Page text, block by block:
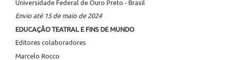
Universidade Federal de Ouro Preto - Brasil
Envio até 15 de maio de 2024
EDUCAÇÃO TEATRAL E FINS DE MUNDO
Editores colaboradores
Marcelo Rocco